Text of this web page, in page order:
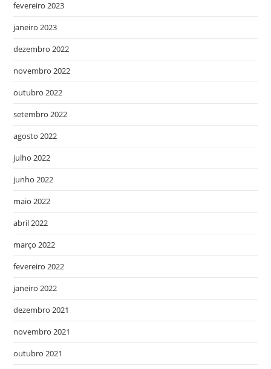
fevereiro 2023
janeiro 2023
dezembro 2022
novembro 2022
outubro 2022
setembro 2022
agosto 2022
julho 2022
junho 2022
maio 2022
abril 2022
março 2022
fevereiro 2022
janeiro 2022
dezembro 2021
novembro 2021
outubro 2021